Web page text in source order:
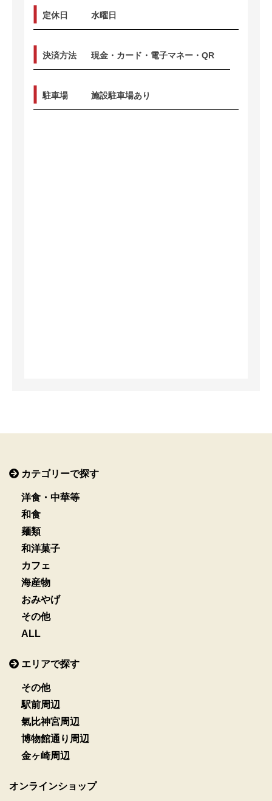
定休日 水曜日
決済方法 現金・カード・電子マネー・QR
駐車場 施設駐車場あり
カテゴリーで探す
洋食・中華等
和食
麺類
和洋菓子
カフェ
海産物
おみやげ
その他
ALL
エリアで探す
その他
駅前周辺
氣比神宮周辺
博物館通り周辺
金ヶ崎周辺
オンラインショップ